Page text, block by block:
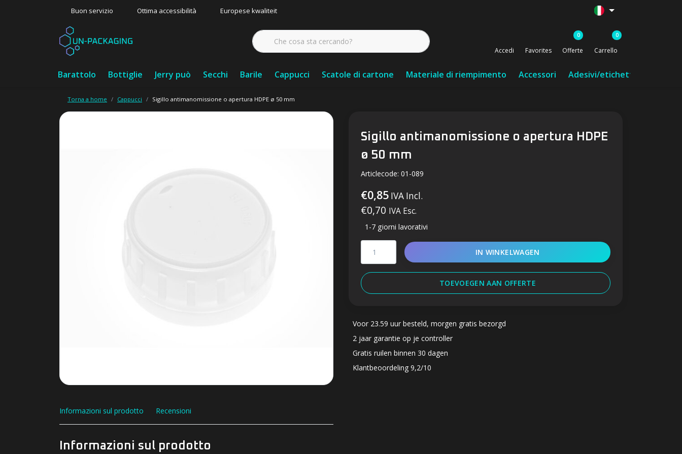
Buon servizio Ottima accessibilità Europese kwaliteit
Accedi Favorites
0
Offerte
0
Carrello
Barattolo Bottiglie Jerry può Secchi Barile Cappucci Scatole di cartone Materiale di riempimento Accessori Adesivi/etichette/nastro
Torna a home Cappucci Sigillo antimanomissione o apertura HDPE ø 50 mm
Sigillo antimanomissione o apertura HDPE
ø 50 mm
Articlecode: 01-089
€0,85 IVA Incl.
€0,70 IVA Esc.
1-7 giorni lavorativi
IN WINKELWAGEN
TOEVOEGEN AAN OFFERTE
Voor 23.59 uur besteld, morgen gratis bezorgd
2 jaar garantie op je controller
Gratis ruilen binnen 30 dagen
Klantbeoordeling 9,2/10
Informazioni sul prodotto Recensioni
Informazioni sul prodotto